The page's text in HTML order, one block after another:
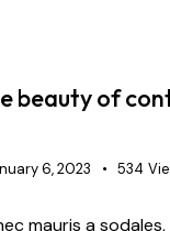
beauty of
6, 2023 534
mauris a